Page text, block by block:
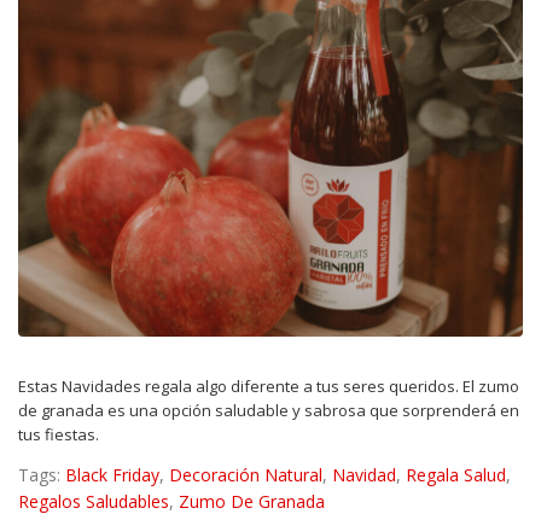
Estas Navidades regala algo diferente a tus seres queridos. El zumo
de granada es una opción saludable y sabrosa que sorprenderá en
tus fiestas.
Tags: Black Friday, Decoración Natural, Navidad, Regala Salud,
Regalos Saludables, Zumo De Granada